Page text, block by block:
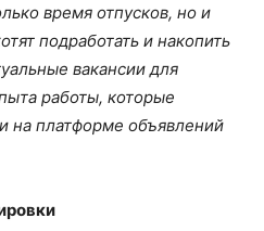
время отпусков, но и
подработать и накопить
вакансии для
работы, которые
на платформе объявлений